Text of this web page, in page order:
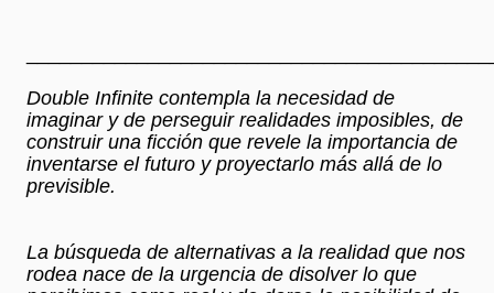
Double Infinite contempla la necesidad de
imaginar y de perseguir realidades imposibles, de
construir una ficción que revele la importancia de
inventarse el futuro y proyectarlo más allá de lo
previsible.
La búsqueda de alternativas a la realidad que nos
rodea nace de la urgencia de disolver lo que